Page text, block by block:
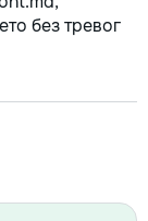
без тревог